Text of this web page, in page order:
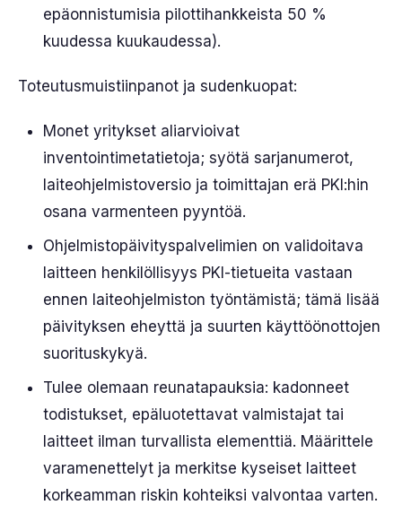
epäonnistumisia pilottihankkeista 50 %
kuudessa kuukaudessa).
Toteutusmuistiinpanot ja sudenkuopat:
Monet yritykset aliarvioivat
inventointimetatietoja; syötä sarjanumerot,
laiteohjelmistoversio ja toimittajan erä PKI:hin
osana varmenteen pyyntöä.
Ohjelmistopäivityspalvelimien on validoitava
laitteen henkilöllisyys PKI-tietueita vastaan
ennen laiteohjelmiston työntämistä; tämä lisää
päivityksen eheyttä ja suurten käyttöönottojen
suorituskykyä.
Tulee olemaan reunatapauksia: kadonneet
todistukset, epäluotettavat valmistajat tai
laitteet ilman turvallista elementtiä. Määrittele
varamenettelyt ja merkitse kyseiset laitteet
korkeamman riskin kohteiksi valvontaa varten.